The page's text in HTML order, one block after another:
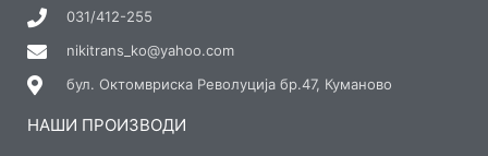
031/412-255
nikitrans_ko@yahoo.com
бул. Октомвриска Револуција бр.47, Куманово
НАШИ ПРОИЗВОДИ